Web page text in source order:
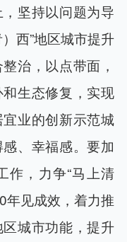
坚持以问题为导
西”地区城市提升
治，以点带面，
生态修复，实现
业的创新示范城
、幸福感。要加
作，力争“马上清
年见成效，着力推
城市功能，提升